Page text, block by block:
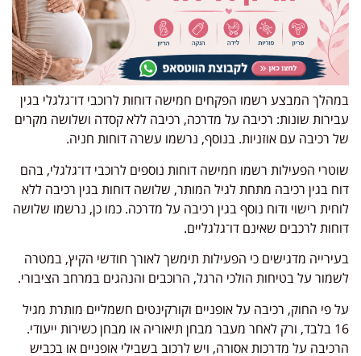
במהלך המבצע רשמו הפקחים חמישה דוחות לרוכבי דו־גלגלי בגין
עבירות שונות: רכיבה על מדרכה, רכיבה ללא קסדה ושלושה מקרים
של רכיבה עם אוזניות. בנוסף, נרשמו עשרה דוחות חניה.
שוטרי הפעילות רשמו חמישה דוחות נוספים לרוכבי דו־גלגלי, בהם
דוח בגין רכיבה מתחת לגיל המותר, שלושה דוחות בגין רכיבה ללא
לוחית רישוי ודוח נוסף בגין רכיבה על מדרכה. כמו כן, נרשמו שלושה
דוחות לרכבים שאינם דו־גלגליים.
בעירייה מדגישים כי הפעילות תימשך לאורך חודשי הקיץ, במטרה
לשמור על בטיחות הולכי הרגל, הרוכבים והנהגים במרחב הציבורי.
על פי החוק, רכיבה על אופניים וקורקינטים חשמליים מותרת מגיל
16 בלבד, ורק לאחר מעבר מבחן תיאוריה או מבחן כשירות ייעודי.
הרכיבה על מדרכות אסורה, ויש לרכוב בשבילי אופניים או בכביש